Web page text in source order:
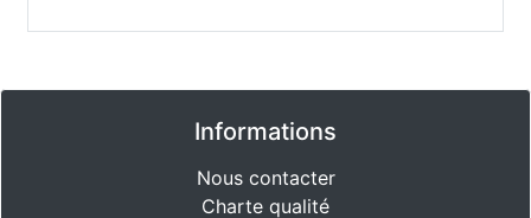
Informations
Nous contacter
Charte qualité